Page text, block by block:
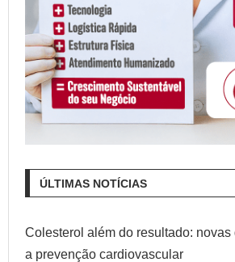
ÚLTIMAS NOTÍCIAS
Colesterol além do resultado: novas
a prevenção cardiovascular